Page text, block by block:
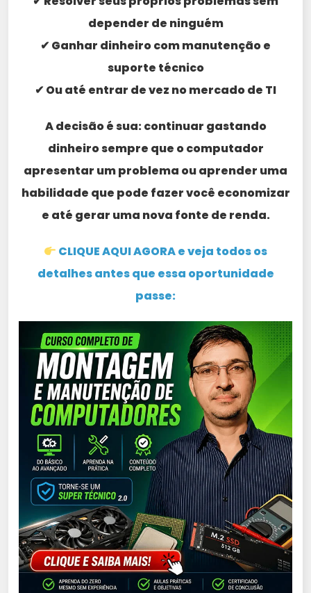
depender de ninguém
✔ Ganhar dinheiro com manutenção e
suporte técnico
✔ Ou até entrar de vez no mercado de TI
A decisão é sua: continuar gastando
dinheiro sempre que o computador
apresentar um problema ou aprender uma
habilidade que pode fazer você economizar
e até gerar uma nova fonte de renda.
CLIQUE AQUI AGORA e veja todos os
detalhes antes que essa oportunidade
passe: